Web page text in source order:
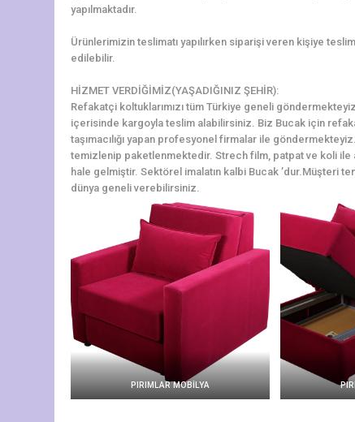
yapılmaktadır.
Ürünlerimizin teslimatı yapılırken siparişi veren kişiye
edilebilir.
HİZMET VERDİĞİMİZ(YAŞADIĞINIZ ŞEHİR):
Refakatçi koltuklarımızı tüm Türkiye geneli
içerisinde kargoyla teslim alabilirsiniz. Biz Bucak için
taşımacılığı yapan profesyonel firmalar ile
temizlenip paketlenmektedir. Strech film, patpat ve koli ile
hale gelmiştir. Sektörel imalatın kalbi Bucak ’dur.Müşteri
dünya geneli verebilirsiniz.
PIRIMLAR MOBİLYA